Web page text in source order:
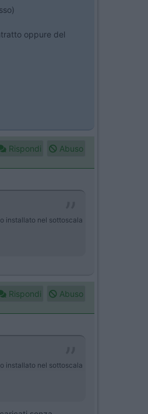
oppure del
Rispondi Abuso
installato nel sottoscala
Rispondi Abuso
installato nel sottoscala